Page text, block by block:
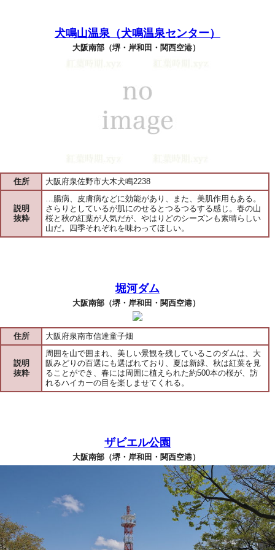
犬鳴山温泉（犬鳴温泉センター）
大阪南部（堺・岸和田・関西空港）
住所 大阪府泉佐野市大木犬鳴2238
説明
抜粋
…腸病、皮膚病などに効能があり、また、美肌作用もある。
さらりとしているが肌にのせるとつるつるする感じ。春の山
桜と秋の紅葉が人気だが、やはりどのシーズンも素晴らしい
山だ。四季それぞれを味わってほしい。
堀河ダム
大阪南部（堺・岸和田・関西空港）
住所 大阪府泉南市信達童子畑
説明
抜粋
周囲を山で囲まれ、美しい景観を残しているこのダムは、大
阪みどりの百選にも選ばれており、夏は新緑、秋は紅葉を見
ることができ、春には周囲に植えられた約500本の桜が、訪
れるハイカーの目を楽しませてくれる。
ザビエル公園
大阪南部（堺・岸和田・関西空港）